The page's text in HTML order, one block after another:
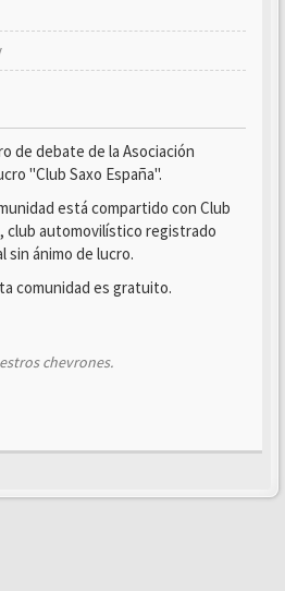
de debate de la Asociación
"Club Saxo España".
está compartido con Club
club automovilístico registrado
sin ánimo de lucro.
comunidad es gratuito.
chevrones.